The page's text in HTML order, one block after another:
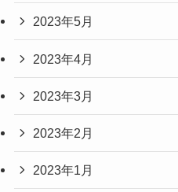
2023年5月
2023年4月
2023年3月
2023年2月
2023年1月